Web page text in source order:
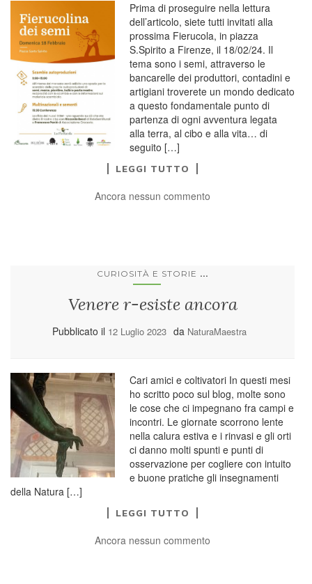
Prima di proseguire nella lettura
dell’articolo, siete tutti invitati alla
prossima Fierucola, in piazza
S.Spirito a Firenze, il 18/02/24. Il
tema sono i semi, attraverso le
bancarelle dei produttori, contadini e
artigiani troverete un mondo dedicato
a questo fondamentale punto di
partenza di ogni avventura legata
alla terra, al cibo e alla vita… di
seguito […]
LEGGI TUTTO
Ancora nessun commento
CURIOSITÀ E STORIE ...
Venere r-esiste ancora
Pubblicato il 12 Luglio 2023 da NaturaMaestra
Cari amici e coltivatori In questi mesi
ho scritto poco sul blog, molte sono
le cose che ci impegnano fra campi e
incontri. Le giornate scorrono lente
nella calura estiva e i rinvasi e gli orti
ci danno molti spunti e punti di
osservazione per cogliere con intuito
e buone pratiche gli insegnamenti
della Natura […]
LEGGI TUTTO
Ancora nessun commento